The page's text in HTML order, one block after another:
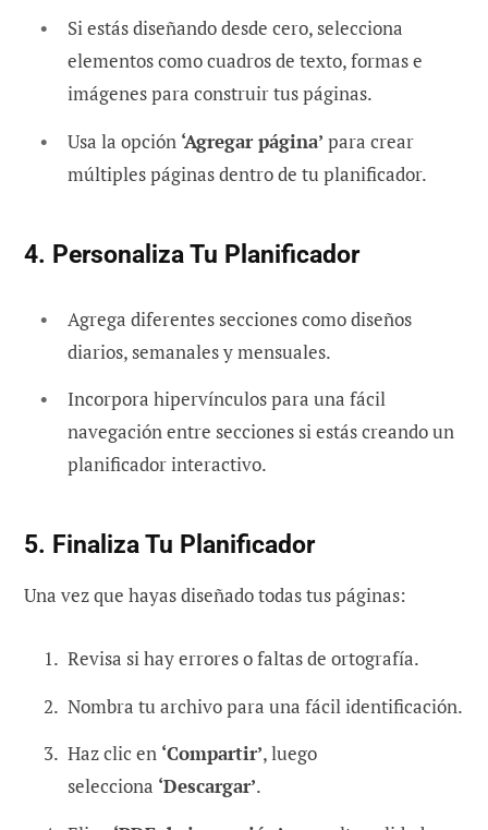
Si estás diseñando desde cero, selecciona
elementos como cuadros de texto, formas e
imágenes para construir tus páginas.
Usa la opción ‘Agregar página’ para crear
múltiples páginas dentro de tu planificador.
4. Personaliza Tu Planificador
Agrega diferentes secciones como diseños
diarios, semanales y mensuales.
Incorpora hipervínculos para una fácil
navegación entre secciones si estás creando un
planificador interactivo.
5. Finaliza Tu Planificador
Una vez que hayas diseñado todas tus páginas:
Revisa si hay errores o faltas de ortografía.
Nombra tu archivo para una fácil identificación.
Haz clic en ‘Compartir’, luego
selecciona ‘Descargar’.